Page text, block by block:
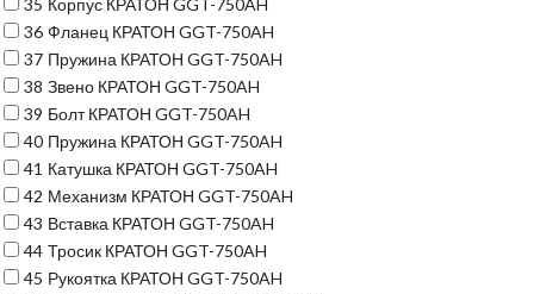
35 Корпус КРАТОН GGT-750AH
36 Фланец КРАТОН GGT-750AH
37 Пружина КРАТОН GGT-750AH
38 Звено КРАТОН GGT-750AH
39 Болт КРАТОН GGT-750AH
40 Пружина КРАТОН GGT-750AH
41 Катушка КРАТОН GGT-750AH
42 Механизм КРАТОН GGT-750AH
43 Вставка КРАТОН GGT-750AH
44 Тросик КРАТОН GGT-750AH
45 Рукоятка КРАТОН GGT-750AH